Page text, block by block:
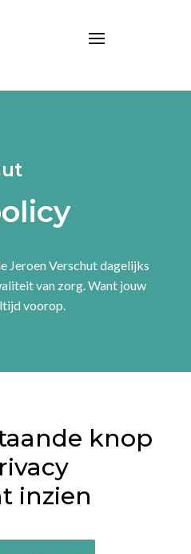
Jeroen Verschut dagelijks
van zorg. Want jouw
voorop.
knop
inzien